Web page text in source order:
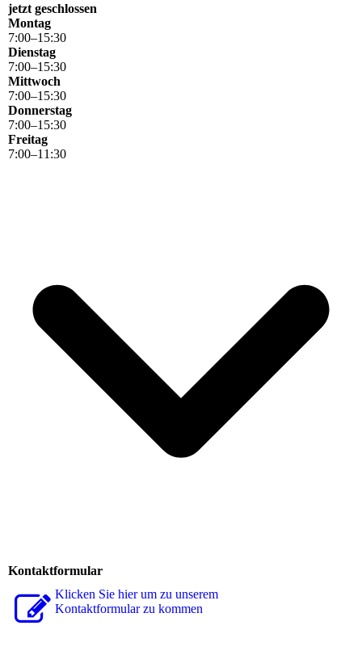
jetzt geschlossen
Montag
7:00–15:30
Dienstag
7:00–15:30
Mittwoch
7:00–15:30
Donnerstag
7:00–15:30
Freitag
7:00–11 :30
Kontaktformular
Klicken Sie hier um zu unserem
Kon­takt­for­mu­lar zu kommen